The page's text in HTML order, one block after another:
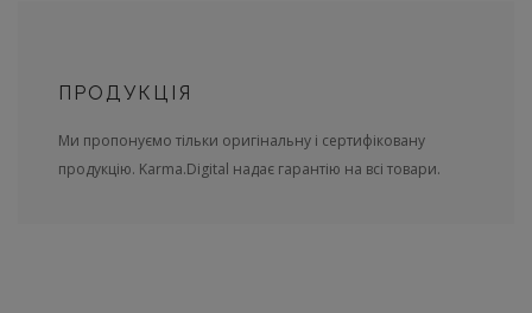
ПРОДУКЦІЯ
Ми пропонуємо тільки оригінальну і сертифіковану
продукцію. Karma.Digital надає гарантію на всі товари.